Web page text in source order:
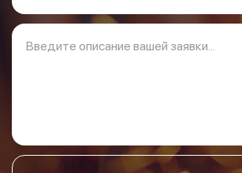
Введите описание вашей заявки...